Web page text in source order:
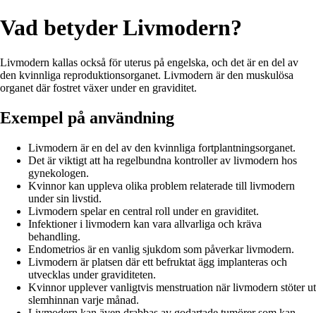
Vad betyder Livmodern?
Livmodern kallas också för uterus på engelska, och det är en del av
den kvinnliga reproduktionsorganet. Livmodern är den muskulösa
organet där fostret växer under en graviditet.
Exempel på användning
Livmodern är en del av den kvinnliga fortplantningsorganet.
Det är viktigt att ha regelbundna kontroller av livmodern hos
gynekologen.
Kvinnor kan uppleva olika problem relaterade till livmodern
under sin livstid.
Livmodern spelar en central roll under en graviditet.
Infektioner i livmodern kan vara allvarliga och kräva
behandling.
Endometrios är en vanlig sjukdom som påverkar livmodern.
Livmodern är platsen där ett befruktat ägg implanteras och
utvecklas under graviditeten.
Kvinnor upplever vanligtvis menstruation när livmodern stöter ut
slemhinnan varje månad.